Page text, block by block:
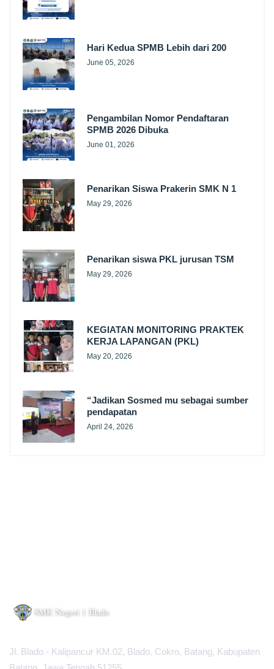
Hari Kedua SPMB Lebih dari 200
June 05, 2026
Pengambilan Nomor Pendaftaran
SPMB 2026 Dibuka
June 01, 2026
Penarikan Siswa Prakerin SMK N 1
May 29, 2026
Penarikan siswa PKL jurusan TSM
May 29, 2026
KEGIATAN MONITORING PRAKTEK
KERJA LAPANGAN (PKL)
May 20, 2026
“Jadikan Sosmed mu sebagai sumber
pendapatan
April 24, 2026
Jl. Blado - Kalipancur KM.02, Blado, Cokro, Batang, Kabupaten